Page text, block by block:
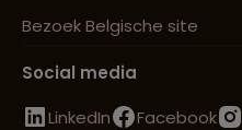
Bezoek Belgische site
Social media
LinkedIn
Facebook